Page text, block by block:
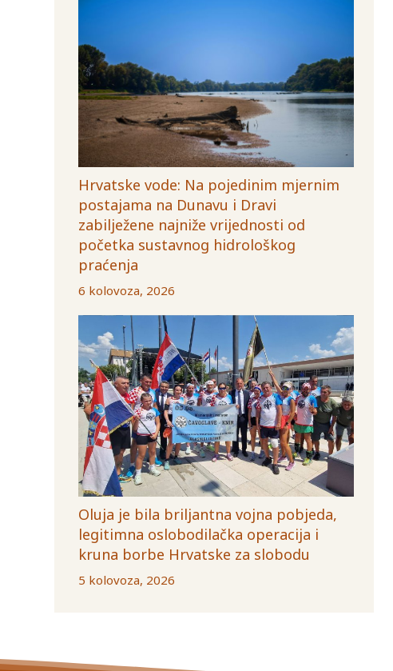
Hrvatske vode: Na pojedinim mjernim
postajama na Dunavu i Dravi
zabilježene najniže vrijednosti od
početka sustavnog hidrološkog
praćenja
6 kolovoza, 2026
Oluja je bila briljantna vojna pobjeda,
legitimna oslobodilačka operacija i
kruna borbe Hrvatske za slobodu
5 kolovoza, 2026